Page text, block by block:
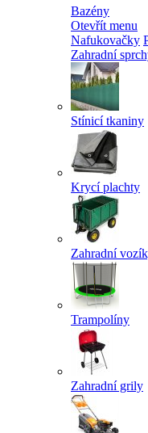
Bazény
Otevřít menu
Nafukovačky
Zahradní
Stínicí tkaniny
Krycí plachty
Zahradní
Trampolíny
Zahradní grily